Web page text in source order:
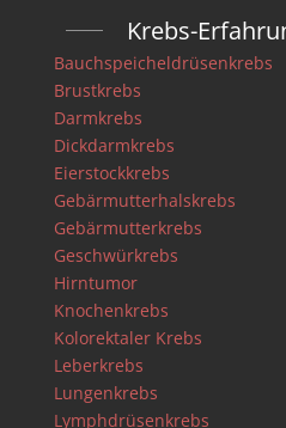
Krebs-
Bauchspeicheldrüsenkrebs
Brustkrebs
Darmkrebs
Dickdarmkrebs
Eierstockkrebs
Gebärmutterhalskrebs
Gebärmutterkrebs
Geschwürkrebs
Hirntumor
Knochenkrebs
Kolorektaler Krebs
Leberkrebs
Lungenkrebs
Lymphdrüsenkrebs